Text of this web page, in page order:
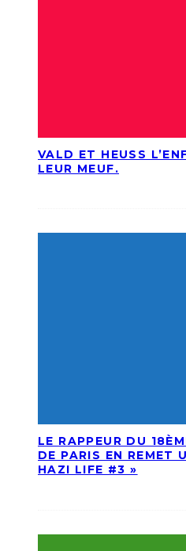
VALD ET HEUSS
LEUR MEUF.
LE RAPPEUR DU
DE PARIS EN REMET
HAZI LIFE #3 »